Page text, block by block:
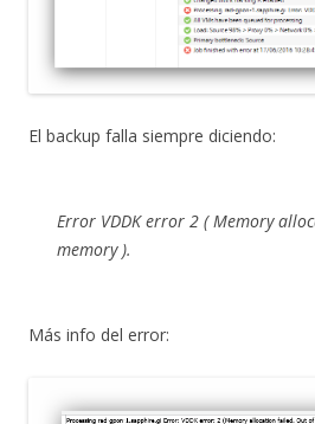
El backup falla siempre diciendo:
Error VDDK error 2 ( Memory
memory ).
Más info del error: